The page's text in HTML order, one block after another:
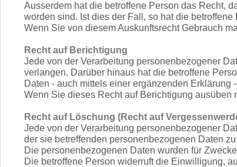
Ausserdem hat die betroffene Person das Recht,
worden sind. Ist dies der Fall, so hat die
Wenn Sie von diesem Auskunftsrecht Gebrauch
Recht auf Berichtigung
Jede von der Verarbeitung personenbezogener
verlangen. Darüber hinaus hat die betroffene
Daten - auch mittels einer ergänzenden Erklärung
Wenn Sie dieses Recht auf Berichtigung
Recht auf Löschung (Recht auf
Jede von der Verarbeitung personenbezogener
der sie betreffenden personenbezogenen Daten
Die personenbezogenen Daten wurden für
Die betroffene Person widerruft die Einwilligung,